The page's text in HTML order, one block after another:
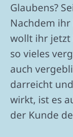
Glaubens?
Nachdem
wollt ihr jetzt
so vieles
auch
darreicht
wirkt, ist es
der Kunde